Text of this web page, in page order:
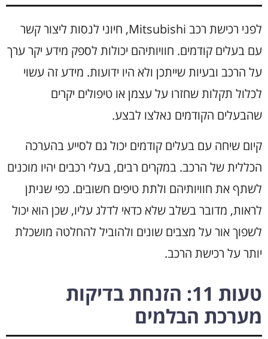
לפני רכישת רכב Mitsubishi, חיוני לנסות ליצור קשר
עם בעלים קודמים. חוויותיהם יכולות לספק מידע יקר ערך
על הרכב ובעיות שייתכן ולא היו ידועות. מידע זה עשוי
לכלול תקלות שחזרו על עצמן או טיפולים יקרים
שהבעלים הקודמים נאלצו לבצע.
קיום שיחה עם בעלים קודמים יכול גם לסייע בהערכה
הכללית של הרכב. במקרים רבים, בעלי רכבים יהיו מוכנים
לשתף את חוויותיהם ולתת טיפים חשובים. כפי שניתן
לראות, מדובר בשלב שלא כדאי לדלג עליו, שכן הוא יכול
לשפוך אור על מצבים שונים ולהוביל להחלטה מושכלת
יותר על רכישת הרכב.
טעות 11: הזנחת בדיקות
מערכת הבלמים